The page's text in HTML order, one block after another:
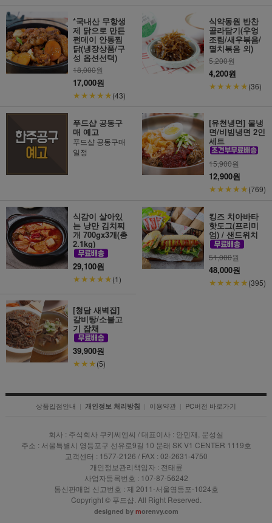
*국내산 무항생
제 닭으로 만든
쩐데이 안동찜
닭(냉장상품/구
성 옵션선택)
18,000원
17,000원
★★★★★(43)
식약동원 반찬
골라담기(우엉
조림/새우볶음/
멸치볶음 외)
5,200원
4,200원
★★★★★(36)
푸드샵 공동구
매 예고
푸드샵 공동구매
일정
[유천냉면] 물냉
면/비빔냉면 2인
세트
15,900원
12,900원
★★★★★(769)
식감이 살아있
는 낭만 김치찌
개 700gx3개(총
2.1kg)
29,100원
★★★★★(1)
킹즈 치아바타
핫도그(프리미
엄) / 샌드위치
51,000원
48,000원
★★★★★(395)
[청담 새벽집]
갈비탕/소불고
기 잡채
39,900원
★★★(5)
상품입점안내 | 개인정보 처리방침 | 이용약관 | PC버전 바로가기
회사 : 주식회사 쿠키씨엔씨 / 대표이사 : 안민재, 문성실
주소 : 서울특별시 영등포구 선유로9길 10 문래 SK V1 CENTER 1119호
고객센터 : 1577-2126 / FAX : 02-2631-4750
개인정보관리책임자 : 전태륜
사업자등록번호 : 107-87-56242
통신판매업 신고번호 : 제 2011-서울영등포-1024호
Copyright © 푸드샵. All Right Reserved.
designed by morenvy.com